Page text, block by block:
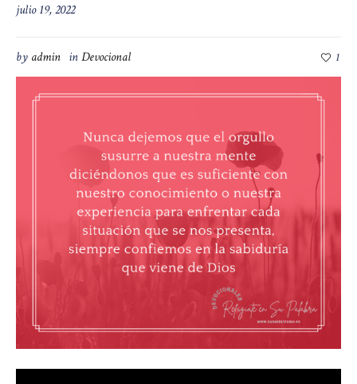
julio 19, 2022
by admin inDevocional 1